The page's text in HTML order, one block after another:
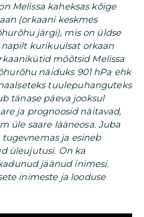
Melissa kaheksas kõige
(orkaani keskmes
järgi), mis on üldse
kurikuulsat orkaan
mõõtsid Melissa
näiduks 901 hPa ehk
tuulepuhanguteks
tänase päeva jooksul
ja prognoosid näitavad,
üle saare lääneosa. Juba
ja esineb
üleujutusi. On ka
jäänud inimesi.
inimeste ja looduse